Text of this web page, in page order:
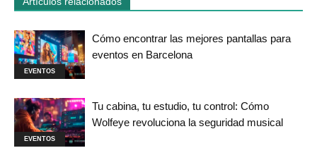
EVENTOS
Cómo encontrar las mejores pantallas para
eventos en Barcelona
EVENTOS
Tu cabina, tu estudio, tu control: Cómo
Wolfeye revoluciona la seguridad musical